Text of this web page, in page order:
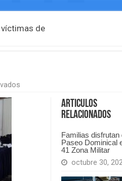
de
en
Articulos
Relacionados
Familias disfrutan
Paseo Dominical
41 Zona Militar
octubre 30,